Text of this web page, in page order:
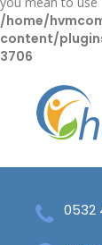
/home/
content/
3706
0532